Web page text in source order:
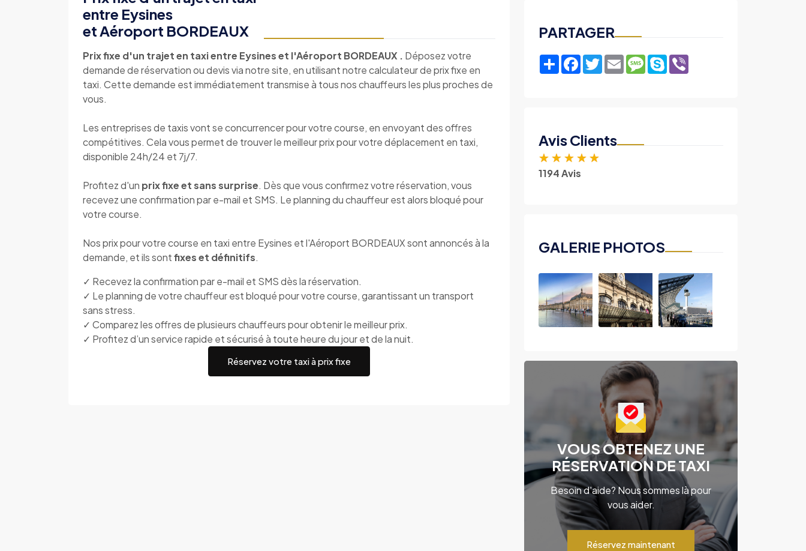
entre Eysines
et Aéroport BORDEAUX
Prix fixe d'un trajet en taxi entre Eysines et l'Aéroport BORDEAUX . Déposez votre
demande de réservation ou devis via notre site, en utilisant notre calculateur de prix fixe en
taxi. Cette demande est immédiatement transmise à tous nos chauffeurs les plus proches de
vous.
Les entreprises de taxis vont se concurrencer pour votre course, en envoyant des offres
compétitives. Cela vous permet de trouver le meilleur prix pour votre déplacement en taxi,
disponible 24h/24 et 7j/7.
Profitez d'un prix fixe et sans surprise. Dès que vous confirmez votre réservation, vous
recevez une confirmation par e-mail et SMS. Le planning du chauffeur est alors bloqué pour
votre course.
Nos prix pour votre course en taxi entre Eysines et l'Aéroport BORDEAUX sont annoncés à la
demande, et ils sontfixes et définitifs.
✓ Recevez la confirmation par e-mail et SMS dès la réservation.
✓ Le planning de votre chauffeur est bloqué pour votre course, garantissant un transport
sans stress.
✓ Comparez les offres de plusieurs chauffeurs pour obtenir le meilleur prix.
✓ Profitez d’un service rapide et sécurisé à toute heure du jour et de la nuit.
Réservez votre taxi à prix fixe
PARTAGER
ShareFacebook
TwitterEmailMessage
Skype
Avis Clients
★ ★ ★ ★ ★
1194 Avis
GALERIE PHOTOS
VOUS OBTENEZ UNE
RÉSERVATION DE TAXI
Besoin d'aide? Nous sommes là pour
vous aider.
Réservez maintenant